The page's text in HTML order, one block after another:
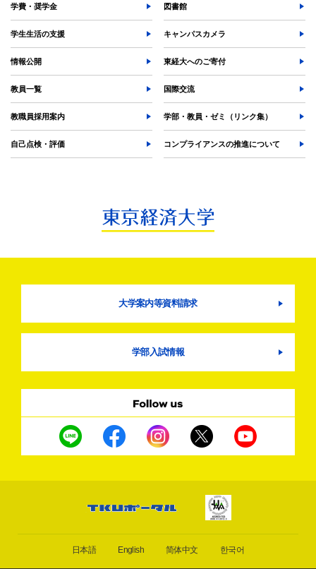
学費・奨学金 図書館
学生生活の支援 キャンパスカメラ
情報公開 東経大へのご寄付
教員一覧 国際交流
教職員採用案内 学部・教員・ゼミ（リンク集）
自己点検・評価 コンプライアンスの推進について
大学案内等資料請求
学部入試情報
日本語 English 简体中文 한국어